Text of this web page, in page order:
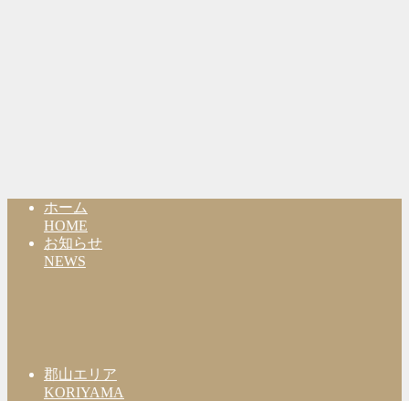
ホーム
HOME
お知らせ
NEWS
郡山エリア
KORIYAMA